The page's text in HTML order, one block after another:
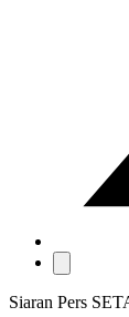
Siaran Pers